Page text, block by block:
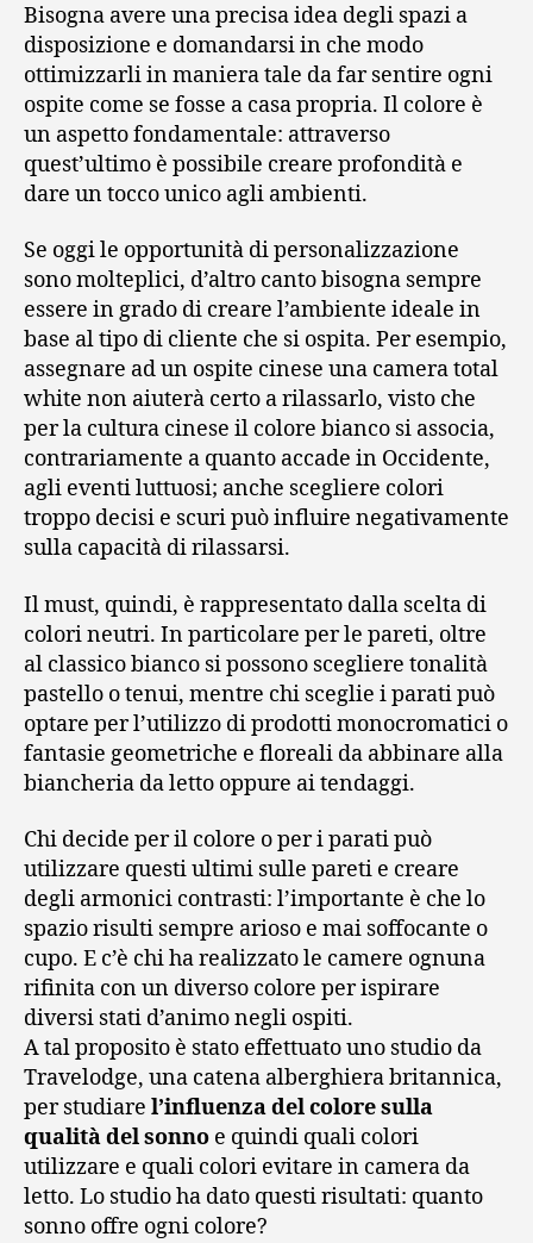
Bisogna avere una precisa idea degli spazi a
disposizione e domandarsi in che modo
ottimizzarli in maniera tale da far sentire ogni
ospite come se fosse a casa propria. Il colore è
un aspetto fondamentale: attraverso
quest’ultimo è possibile creare profondità e
dare un tocco unico agli ambienti.
Se oggi le opportunità di personalizzazione
sono molteplici, d’altro canto bisogna sempre
essere in grado di creare l’ambiente ideale in
base al tipo di cliente che si ospita. Per esempio,
assegnare ad un ospite cinese una camera total
white non aiuterà certo a rilassarlo, visto che
per la cultura cinese il colore bianco si associa,
contrariamente a quanto accade in Occidente,
agli eventi luttuosi; anche scegliere colori
troppo decisi e scuri può influire negativamente
sulla capacità di rilassarsi.
Il must, quindi, è rappresentato dalla scelta di
colori neutri. In particolare per le pareti, oltre
al classico bianco si possono scegliere tonalità
pastello o tenui, mentre chi sceglie i parati può
optare per l’utilizzo di prodotti monocromatici o
fantasie geometriche e floreali da abbinare alla
biancheria da letto oppure ai tendaggi.
Chi decide per il colore o per i parati può
utilizzare questi ultimi sulle pareti e creare
degli armonici contrasti: l’importante è che lo
spazio risulti sempre arioso e mai soffocante o
cupo. E c’è chi ha realizzato le camere ognuna
rifinita con un diverso colore per ispirare
diversi stati d’animo negli ospiti.
A tal proposito è stato effettuato uno studio da
Travelodge, una catena alberghiera britannica,
per studiare l’influenza del colore sulla
qualità del sonno e quindi quali colori
utilizzare e quali colori evitare in camera da
letto. Lo studio ha dato questi risultati: quanto
sonno offre ogni colore?